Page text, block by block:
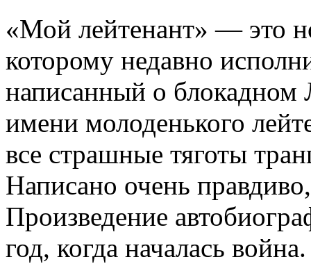
«Мой лейтенант» — это
которому недавно
написанный о блокадном
имени молоденького
все страшные тяготы
Написано очень
Произведение
год, когда началась война.